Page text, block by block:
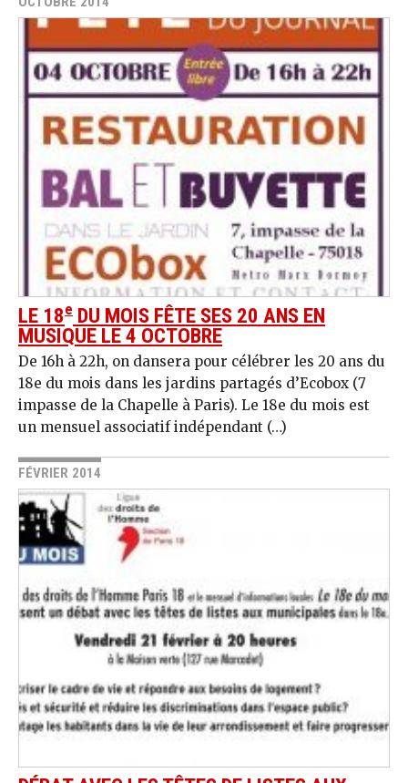
LE 18e DU MOIS FÊTE SES 20 ANS EN
MUSIQUE LE 4 OCTOBRE
De 16h à 22h, on dansera pour célébrer les 20 ans du
18e du mois dans les jardins partagés d’Ecobox (7
impasse de la Chapelle à Paris). Le 18e du mois est
un mensuel associatif indépendant (…)
FÉVRIER 2014